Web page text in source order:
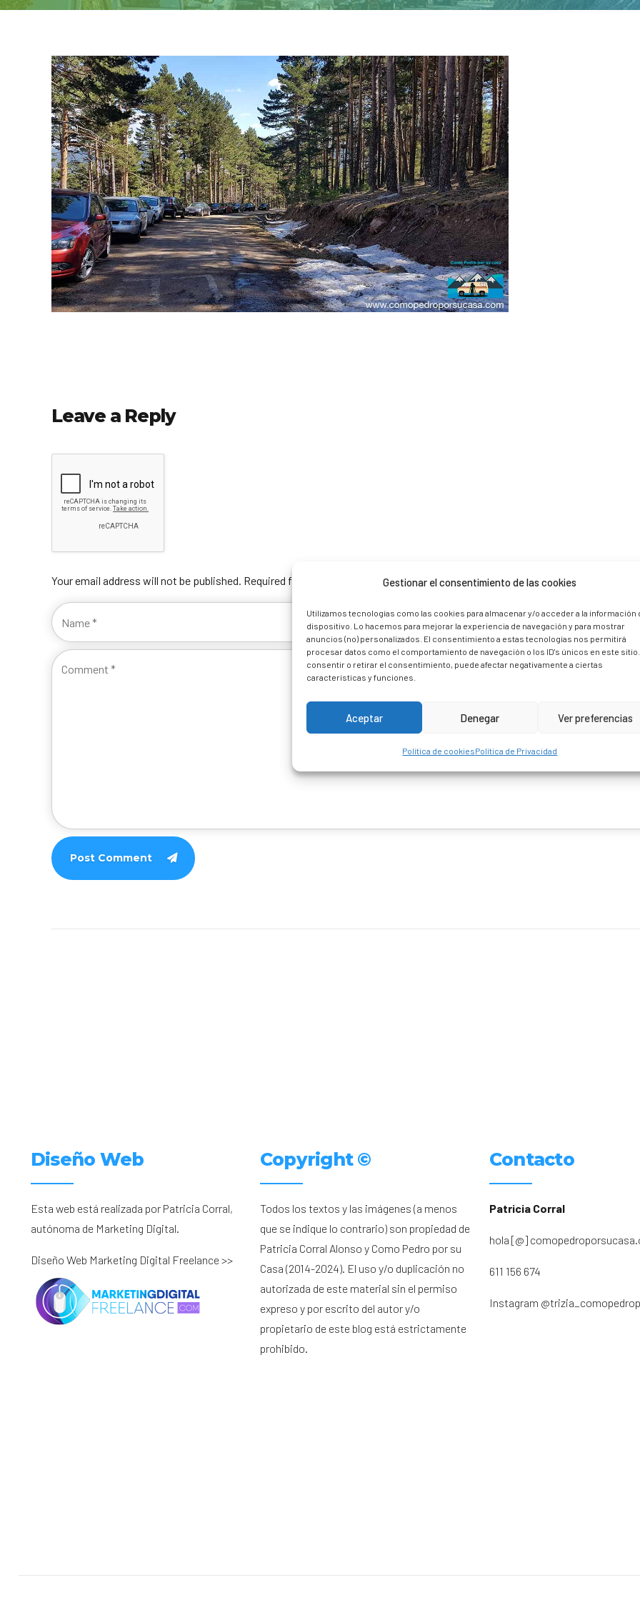
Gestionar el consentimiento de las cookies
Utilizamos tecnologías como las cookies para almacenar y/o acceder a la información
dispositivo. Lo hacemos para mejorar la experiencia de navegación y para mostrar
anuncios (no) personalizados. El consentimiento a estas tecnologías nos permitirá
procesar datos como el comportamiento de navegación o los ID's únicos en este
consentir o retirar el consentimiento, puede afectar negativamente a ciertas
características y funciones.
Aceptar Denegar Ver preferencias
Política de cookiesPolítica de Privacidad
Leave a Reply
Your email address will not be published. Required fields are marked *
Post Comment
Diseño Web
Esta web está realizada por Patricia Corral,
autónoma de Marketing Digital.
Diseño Web Marketing Digital Freelance >>
Copyright ©
Todos los textos y las imágenes (a menos
que se indique lo contrario) son propiedad de
Patricia Corral Alonso y Como Pedro por su
Casa (2014-2024). El uso y/o duplicación no
autorizada de este material sin el permiso
expreso y por escrito del autor y/o
propietario de este blog está estrictamente
prohibido.
Contacto
Patricia Corral
hola [@]
611 156 674
Instagram